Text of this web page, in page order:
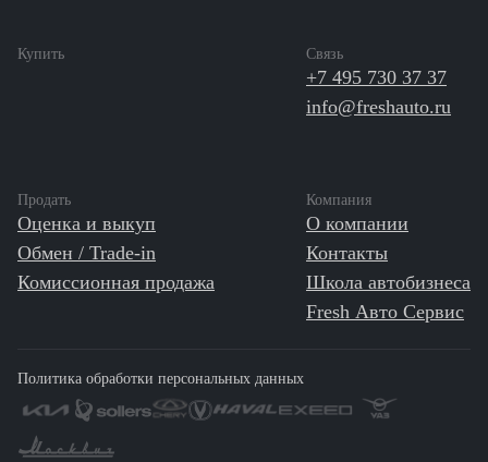
Купить
Продать
Оценка и выкуп
Обмен / Trade-in
Комиссионная продажа
Компания
О компании
Контакты
Школа автобизнеса
Fresh Авто Сервис
Связь
+7 495 730 37 37
info@freshauto.ru
Политика обработки персональных данных